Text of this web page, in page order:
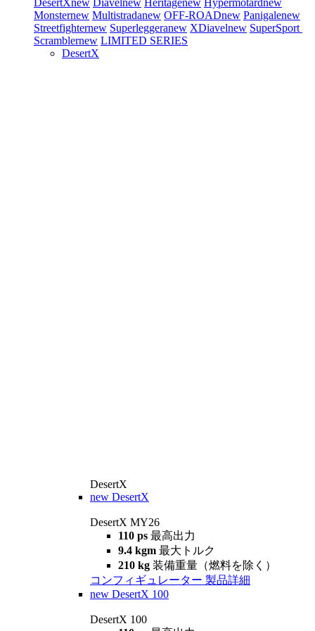
DesertXnew Diavelnew Heritagenew Hypermotardnew
Monsternew Multistradanew OFF-ROADnew Panigalenew
Streetfighternew Superleggeranew XDiavelnew SuperSport
Scramblernew LIMITED SERIES
DesertX
DesertX
new DesertX
DesertX MY26
110 ps 最高出力
9.4 kgm 最大トルク
210 kg 装備重量（燃料を除く）
コンフィギュレーター 製品詳細
new DesertX 100
DesertX 100